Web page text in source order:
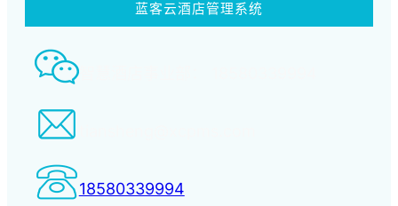
蓝客云酒店管理系统
智慧酒店事业部： 18580339994
18580339994